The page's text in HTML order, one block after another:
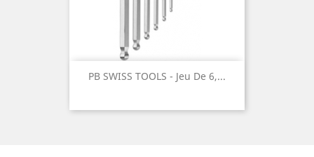
PB SWISS TOOLS - Jeu De 6,...